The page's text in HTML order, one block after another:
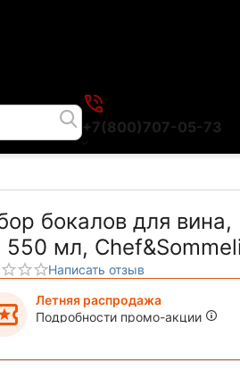
+7(800)707-05-73
бокалов для
550 мл,
Написать отзыв
Летняя распродажа
Подробности промо-акции